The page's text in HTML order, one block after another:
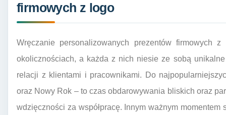
firmowych z logo
Wręczanie personalizowanych prezentów firmowych
okolicznościach, a każda z nich niesie ze sobą
relacji z klientami i pracownikami. Do
oraz Nowy Rok – to czas obdarowywania bliskich oraz
wdzięczności za współpracę. Innym ważnym